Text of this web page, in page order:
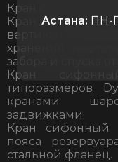
Кран сифонный
Кран сифонный
вертикальных
хранения
забора и спуска
Кран
типоразмеров
кранами
задвижками.
Кран сифонный
пояса
стальной фланец.
Астана: ПН-